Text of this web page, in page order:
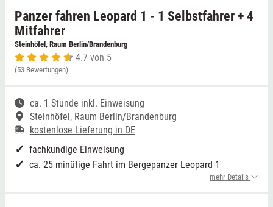
Panzer fahren Leopard 1 - 1 Selbstfahrer + 4
Mitfahrer
Steinhöfel, Raum Berlin/Brandenburg
4.7 von 5
(53 Bewertungen)
ca. 1 Stunde inkl. Einweisung
Steinhöfel, Raum Berlin/Brandenburg
kostenlose Lieferung in DE
fachkundige Einweisung
ca. 25 minütige Fahrt im Bergepanzer Leopard 1
mehr Details
Niedersachsen
NRW
Saarland
Sachsen
Thale
Weißwasser